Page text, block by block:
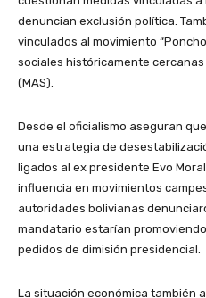
denuncian exclusión política.
vinculados al movimiento
sociales históricamente cercanas
(MAS).
Desde el oficialismo aseguran
una estrategia de
ligados al ex presidente Evo
influencia en movimientos
autoridades bolivianas
mandatario estarían
pedidos de dimisión presidencial.
La situación económica también